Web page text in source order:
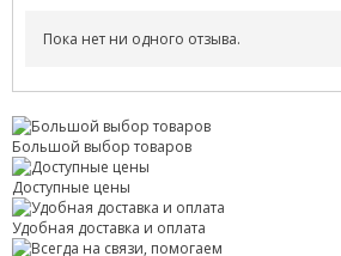
покупатели не ошиблись в своем выборе.
вопросы и помогли выбрать товар?
Доставка . Как был упакован товар?
оговоренный срок?
Товар. Качественный? Какие его плюсы и
Правила оформления отзывов
Пока нет ни одного отзыва.
Большой выбор товаров
Доступные цены
Удобная доставка и оплата